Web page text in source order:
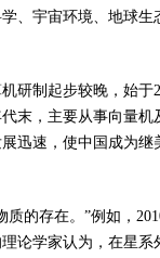
、宇宙环境、地球生
研制起步较晚，始于
末，主要从事向量
迅速，使中国成为
的存在。”例如，
论学家认为，在星